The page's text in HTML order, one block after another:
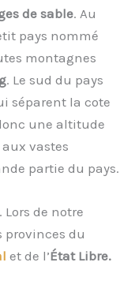
de sable. Au
pays nommé
montagnes
. Le sud du pays
séparent la cote
une altitude
vastes
partie du pays.
Lors de notre
provinces du
et de l’État Libre.